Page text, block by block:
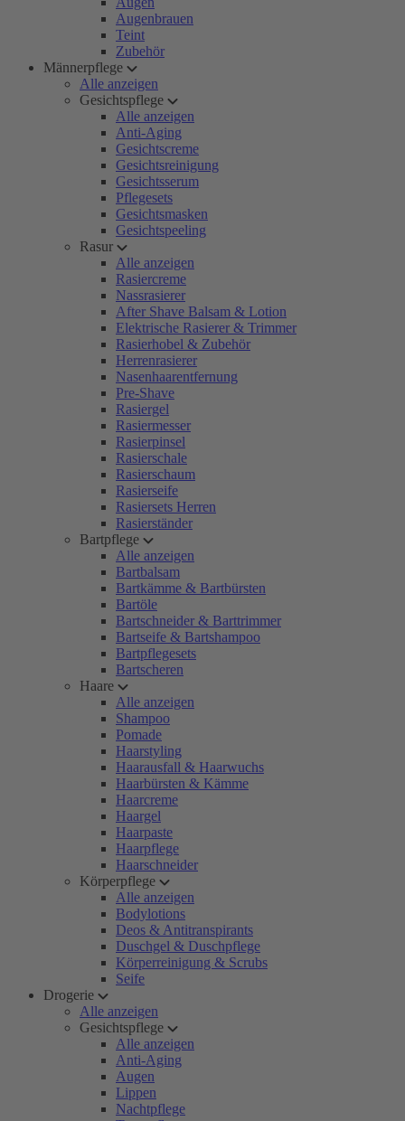
Augenbrauen
Teint
Zubehör
Männerpflege
Alle anzeigen
Gesichtspflege
Alle anzeigen
Anti-Aging
Gesichtscreme
Gesichtsreinigung
Gesichtsserum
Pflegesets
Gesichtsmasken
Gesichtspeeling
Rasur
Alle anzeigen
Rasiercreme
Nassrasierer
After Shave Balsam & Lotion
Elektrische Rasierer & Trimmer
Rasierhobel & Zubehör
Herrenrasierer
Nasenhaarentfernung
Pre-Shave
Rasiergel
Rasiermesser
Rasierpinsel
Rasierschale
Rasierschaum
Rasierseife
Rasiersets Herren
Rasierständer
Bartpflege
Alle anzeigen
Bartbalsam
Bartkämme & Bartbürsten
Bartöle
Bartschneider & Barttrimmer
Bartseife & Bartshampoo
Bartpflegesets
Bartscheren
Haare
Alle anzeigen
Shampoo
Pomade
Haarstyling
Haarausfall & Haarwuchs
Haarbürsten & Kämme
Haarcreme
Haargel
Haarpaste
Haarpflege
Haarschneider
Körperpflege
Alle anzeigen
Bodylotions
Deos & Antitranspirants
Duschgel & Duschpflege
Körperreinigung & Scrubs
Seife
Drogerie
Alle anzeigen
Gesichtspflege
Alle anzeigen
Anti-Aging
Augen
Lippen
Nachtpflege